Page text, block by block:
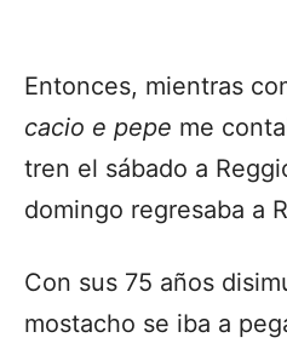
Entonces, mientras
cacio e pepe me
tren el sábado a
domingo regresaba a
Con sus 75 años
mostacho se iba a